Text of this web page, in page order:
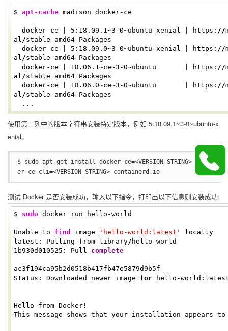
$ apt-cache madison docker-ce
docker-ce 5 :18.09.1~3 -0~ubuntu-xenial https: //
al /stable amd64 Packages
docker-ce
5 :18.09.0~3 -0~ubuntu-xenial https: //
al /stable amd64 Packages
docker-ce
18.06.1~ce~3 -0~ubuntu https: //
al /stable amd64 Packages
docker-ce
18.06.0~ce~3 -0~ubuntu https: //
al /stable amd64 Packages
...
使用第二列中的版本字符串安装特定版本，例如 5:18.09.1~3-0~ubuntu-x
enial。
$ sudo apt-get install docker-ce=<VERSION_STRING> dock
er-ce-cli=<VERSION_STRING> containerd.io
测试 Docker 是否安装成功，输入以下指令，打印出以下信息则安装成功:
$ sudo docker run hello-world
Unable to find image 'hello-world:latest'
locally
latest: Pulling from library/ hello-world
1b930d010525: Pull complete
ac3f194ca95b2d0518b417fb47e5879d9b5f
Status: Downloaded newer image for hello-
Hello from Docker !
This message shows that your installation appears